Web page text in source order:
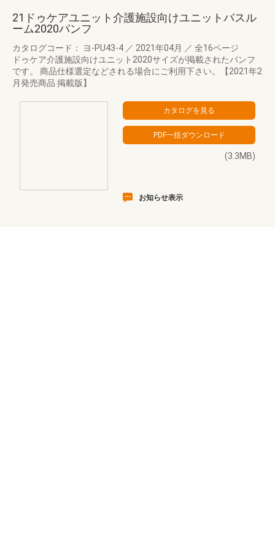
21ドゥケアユニット介護施設向けユニットバスル
ーム2020パンフ
カタログコード： ヨ-PU43-4 ／ 2021年04月 ／ 全16ページ
ドゥケア介護施設向けユニット2020サイズが掲載されたパンフ
です。 商品仕様選定などされる場合にご利用下さい。【2021年2
月発売商品 掲載版】
(3.3MB)
お知らせ表示